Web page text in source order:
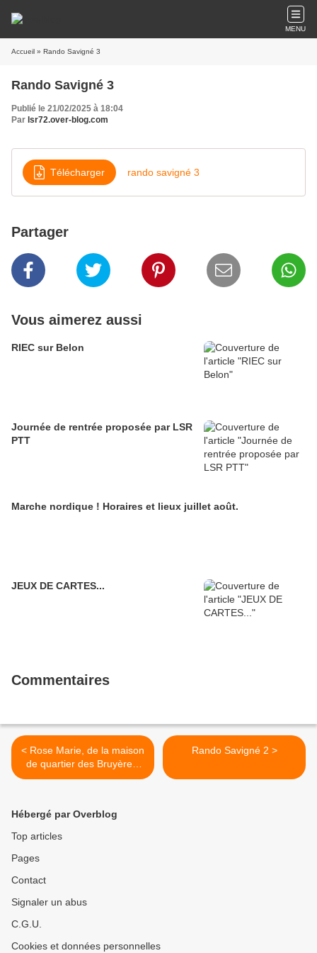
MENU
Accueil » Rando Savigné 3
Rando Savigné 3
Publié le 21/02/2025 à 18:04
Par lsr72.over-blog.com
Télécharger rando savigné 3
Partager
Vous aimerez aussi
RIEC sur Belon
Journée de rentrée proposée par LSR
PTT
Marche nordique ! Horaires et lieux juillet août.
JEUX DE CARTES...
Commentaires
< Rose Marie, de la maison
de quartier des Bruyères;
vous propose ; une
Rando Savigné 2 >
Hébergé par Overblog
Top articles
Pages
Contact
Signaler un abus
C.G.U.
Cookies et données personnelles